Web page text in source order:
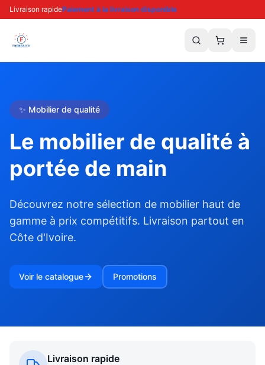
Livraison rapidePaiement à la livraison disponible
✨ Mobilier de qualité
Le mobilier de qualité à
portée de main
Découvrez notre sélection de mobilier haut de
gamme à prix compétitifs. Livraison partout en
Côte d'Ivoire.
Voir le catalogue Promotions
Livraison rapide